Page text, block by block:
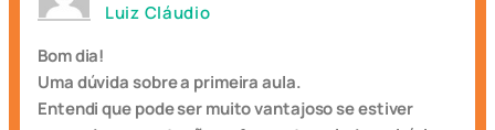
Luiz Cláudio
Bom dia!
Uma dúvida sobre a primeira aula.
Entendi que pode ser muito vantajoso se estiver